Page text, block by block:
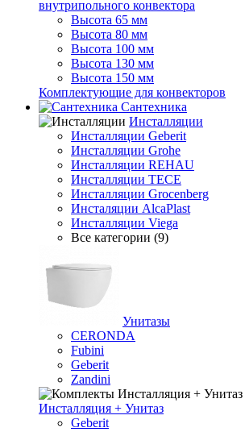
внутрипольного конвектора
Высота 65 мм
Высота 80 мм
Высота 100 мм
Высота 130 мм
Высота 150 мм
Комплектующие для конвекторов
Сантехника
Инсталляции
Инсталляции Geberit
Инсталляции Grohe
Инсталляции REHAU
Инсталляции TECE
Инсталляции Grocenberg
Инсталяции AlcaPlast
Инсталляции Viega
Все категории (9)
Унитазы
CERONDA
Fubini
Geberit
Zandini
Инсталляция + Унитаз
Geberit